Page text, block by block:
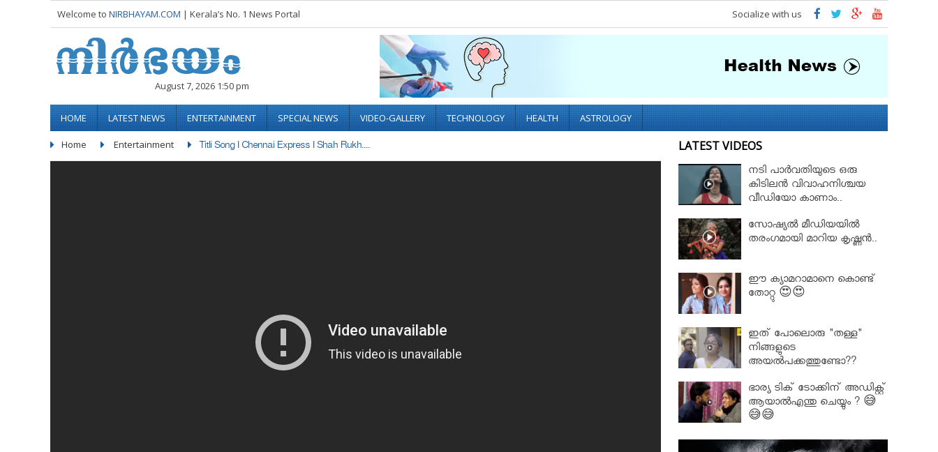
Welcome to NIRBHAYAM.COM | Kerala’s No. 1 News Portal Socialize with us
August 7, 2026 1:50 pm
HOME LATEST NEWS ENTERTAINMENT SPECIAL NEWS VIDEO-GALLERY TECHNOLOGY HEALTH ASTROLOGY
Home Entertainment Titli Song I Chennai Express I Shah Rukh.... LATEST VIDEOS
നടി പാർവതിയുടെ ഒരു
കിടിലൻ വിവാഹനിശ്ചയ
വീഡിയോ കാണാം..
സോഷ്യൽ മീഡിയയിൽ
തരംഗമായി മാറിയ കൃഷ്ണൻ..
ഈ ക്യാമറാമാനെ കൊണ്ട്
തോറ്റു 😍😍
ഇത് പോലൊരു "തള്ള"
നിങ്ങളുടെ
അയല്‍പക്കത്തുണ്ടോ??
ഭാര്യ ടിക് ടോക്കിന് അഡിക്റ്റ്
ആയാൽഎന്തു ചെയ്യും ? 😅
😅😅